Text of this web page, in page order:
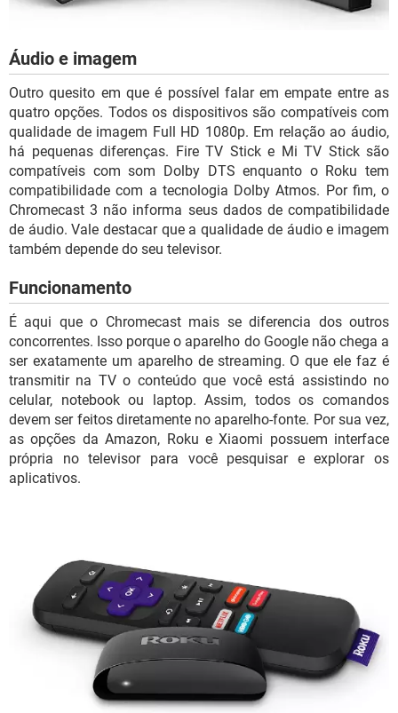
Áudio e imagem
Outro quesito em que é possível falar em empate entre as
quatro opções. Todos os dispositivos são compatíveis com
qualidade de imagem Full HD 1080p. Em relação ao áudio,
há pequenas diferenças. Fire TV Stick e Mi TV Stick são
compatíveis com som Dolby DTS enquanto o Roku tem
compatibilidade com a tecnologia Dolby Atmos. Por fim, o
Chromecast 3 não informa seus dados de compatibilidade
de áudio. Vale destacar que a qualidade de áudio e imagem
também depende do seu televisor.
Funcionamento
É aqui que o Chromecast mais se diferencia dos outros
concorrentes. Isso porque o aparelho do Google não chega a
ser exatamente um aparelho de streaming. O que ele faz é
transmitir na TV o conteúdo que você está assistindo no
celular, notebook ou laptop. Assim, todos os comandos
devem ser feitos diretamente no aparelho-fonte. Por sua vez,
as opções da Amazon, Roku e Xiaomi possuem interface
própria no televisor para você pesquisar e explorar os
aplicativos.